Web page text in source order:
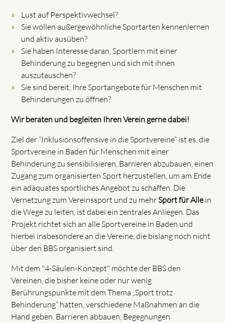
Lust auf Perspektivwechsel?
Sie wollen außergewöhnliche Sportarten kennenlernen
und aktiv ausüben?
Sie haben Interesse daran, Sportlern mit einer
Behinderung zu begegnen und sich mit ihnen
auszutauschen?
Sie sind bereit, Ihre Sportangebote für Menschen mit
Behinderungen zu öffnen?
Wir beraten und begleiten Ihren Verein gerne dabei!
Ziel der “Inklusionsoffensive in die Sportvereine“ ist es, die
Sportvereine in Baden für Menschen mit einer
Behinderung zu sensibilisieren, Barrieren abzubauen, einen
Zugang zum organisierten Sport herzustellen, um am Ende
ein adäquates sportliches Angebot zu schaffen. Die
Vernetzung zum Vereinssport und zu mehrSport für Alle in
die Wege zu leiten, ist dabei ein zentrales Anliegen. Das
Projekt richtet sich an alle Sportvereine in Baden und
hierbei insbesondere an die Vereine, die bislang noch nicht
über den BBS organisiert sind.
Mit dem "4-Säulen-Konzept" möchte der BBS den
Vereinen, die bisher keine oder nur wenig
Berührungspunkte mit dem Thema „Sport trotz
Behinderung“ hatten, verschiedene Maßnahmen an die
Hand geben. Barrieren abbauen, Begegnungen